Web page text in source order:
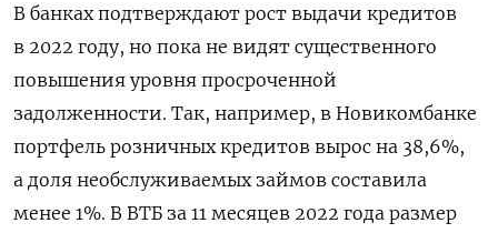
В банках подтверждают рост выдачи кредитов
в 2022 году, но пока не видят существенного
повышения уровня просроченной
задолженности. Так, например, в Новикомбанке
портфель розничных кредитов вырос на 38,6%,
а доля необслуживаемых займов составила
менее 1%. В ВТБ за 11 месяцев 2022 года размер